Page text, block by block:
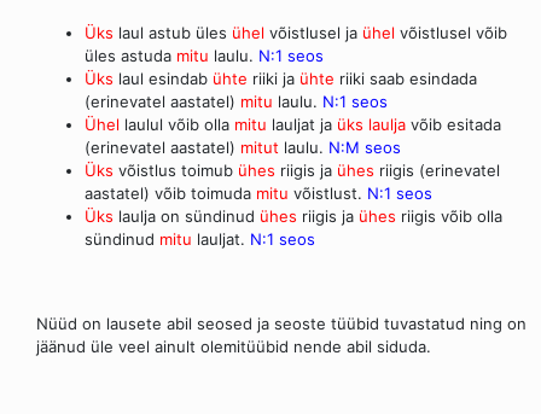
Üks laul astub üles ühel võistlusel ja ühel võistlusel võib
üles astuda mitu laulu. N:1 seos
Üks laul esindab ühte riiki ja ühte riiki saab esindada
(erinevatel aastatel) mitu laulu. N:1 seos
Ühel laulul võib olla mitu lauljat ja üks laulja võib esitada
(erinevatel aastatel) mitut laulu. N:M seos
Üks võistlus toimub ühes riigis ja ühes riigis (erinevatel
aastatel) võib toimuda mitu võistlust. N:1 seos
Üks laulja on sündinud ühes riigis ja ühes riigis võib olla
sündinud mitu lauljat. N:1 seos
Nüüd on lausete abil seosed ja seoste tüübid tuvastatud ning on
jäänud üle veel ainult olemitüübid nende abil siduda.